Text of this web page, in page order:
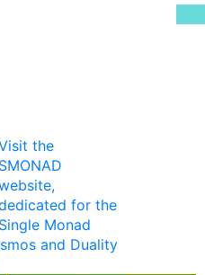
the
SMONAD
for the
Single Monad
and Duality